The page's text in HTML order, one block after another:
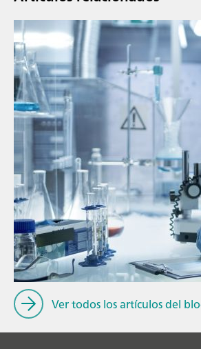
// Blog post
// Valoración-Titulación
// Conocimiento general
Ver todos los artículos del